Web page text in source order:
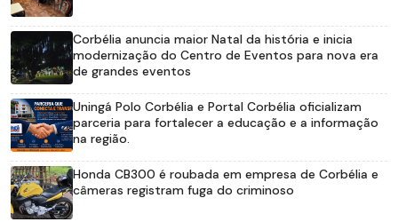
Corbélia anuncia maior Natal da história e inicia
modernização do Centro de Eventos para nova era
de grandes eventos
Uningá Polo Corbélia e Portal Corbélia oficializam
parceria para fortalecer a educação e a informação
na região.
Honda CB300 é roubada em empresa de Corbélia e
câmeras registram fuga do criminoso